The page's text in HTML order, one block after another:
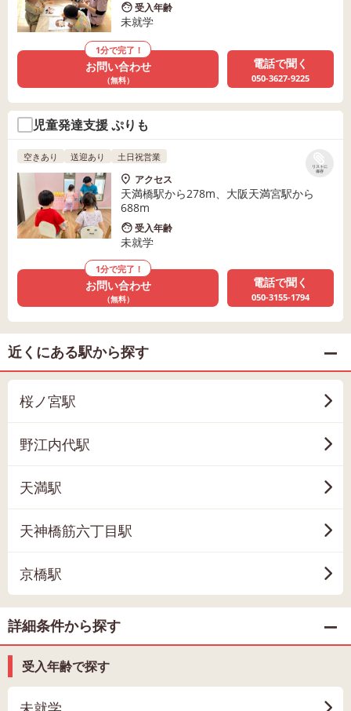
受入年齢
未就学
1分で完了！
お問い合わせ
（無料）
電話で聞く
050-3627-9225
児童発達支援 ぷりも
リストに
保存
空きあり 送迎あり 土日祝営業
アクセス
天満橋駅から278m、大阪天満宮駅から
688m
受入年齢
未就学
1分で完了！
お問い合わせ
（無料）
電話で聞く
050-3155-1794
近くにある駅から探す
桜ノ宮駅
野江内代駅
天満駅
天神橋筋六丁目駅
京橋駅
詳細条件から探す
受入年齢で探す